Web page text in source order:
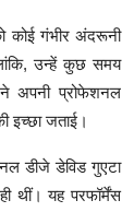
कोई गंभीर अंदरूनी
उन्हें कुछ समय
अपनी प्रोफेशनल
इच्छा जताई।
डीजे डेविड गुएटा
थीं। यह परफॉर्मेंस